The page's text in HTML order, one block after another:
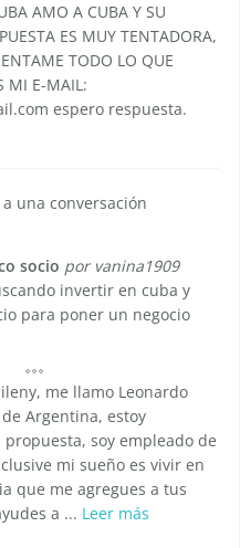
AMO A CUBA Y SU
ES MUY TENTADORA,
TODO LO QUE
MI E-MAIL:
espero respuesta.
una conversación
socio por vanina1909
invertir en cuba y
para poner un negocio
me llamo Leonardo
de Argentina, estoy
soy empleado de
mi sueño es vivir en
que me agregues a tus
a ... Leer más